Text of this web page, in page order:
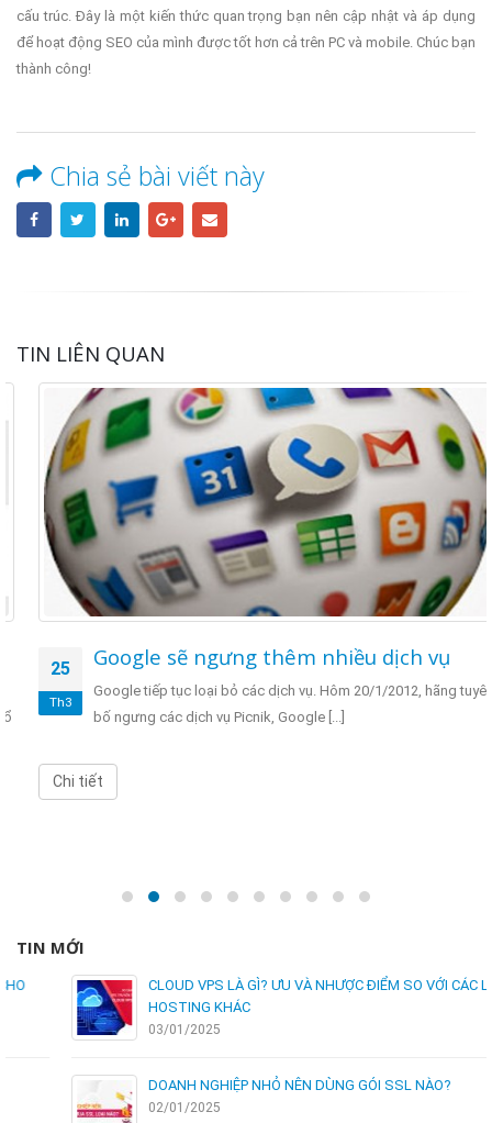
cấu trúc. Đây là một kiến thức quan trọng bạn nên cập nhật và áp dụng
để hoạt động SEO của mình được tốt hơn cả trên PC và mobile. Chúc bạn
thành công!
Chia sẻ bài viết này
TIN LIÊN QUAN
Th3
Google sẽ ngưng thêm nhiều dịch vụ
Google tiếp tục loại bỏ các dịch vụ. Hôm 20/1/2012, hãng tuyên
bố ngưng các dịch vụ Picnik, Google [...]
Chi tiết
TIN MỚI
CLOUD VPS LÀ GÌ? ƯU VÀ NHƯỢC ĐIỂM SO VỚI CÁC LOẠI
HOSTING KHÁC
03/01/2025
DOANH NGHIỆP NHỎ NÊN DÙNG GÓI SSL NÀO?
02/01/2025